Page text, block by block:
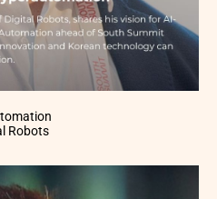
Robots